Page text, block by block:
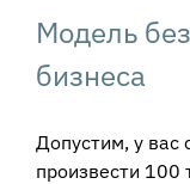
Модель
бизнеса
Допустим, у вас
произвести